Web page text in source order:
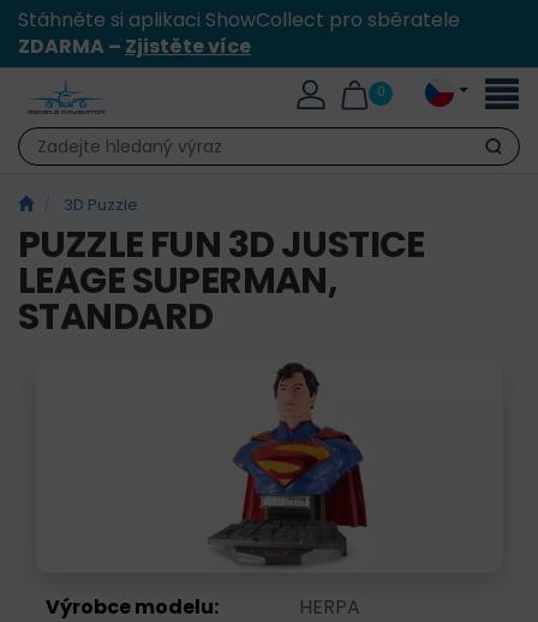
Stáhněte si aplikaci ShowCollect pro sběratele
ZDARMA – Zjistěte více
0
Hledat
3D Puzzle
PUZZLE FUN 3D JUSTICE
LEAGE SUPERMAN,
STANDARD
Výrobce modelu:
HERPA